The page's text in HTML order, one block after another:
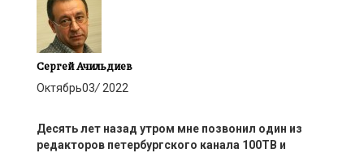
Сергей Ачильдиев
Октябрь03/2022
Десять лет назад утром мне позвонил один из
редакторов петербургского канала 100ТВ и